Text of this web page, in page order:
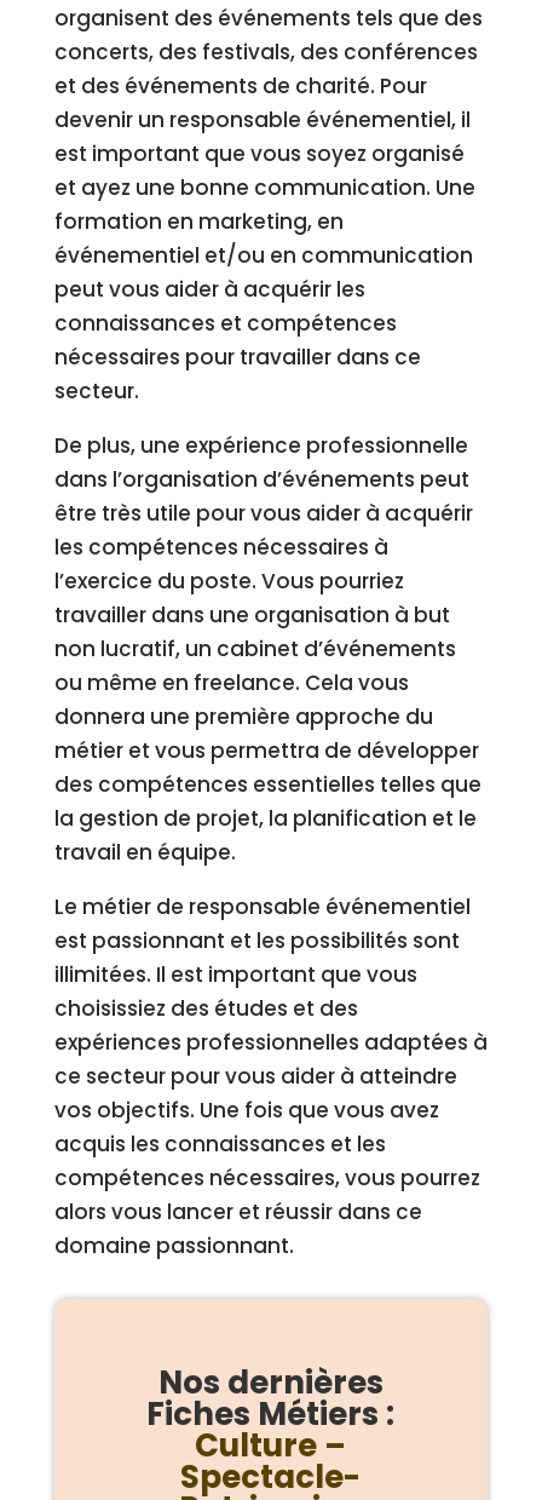
organisent des événements tels que des
concerts, des festivals, des conférences
et des événements de charité. Pour
devenir un responsable événementiel, il
est important que vous soyez organisé
et ayez une bonne communication. Une
formation en marketing, en
événementiel et/ou en communication
peut vous aider à acquérir les
connaissances et compétences
nécessaires pour travailler dans ce
secteur.
De plus, une expérience professionnelle
dans l’organisation d’événements peut
être très utile pour vous aider à acquérir
les compétences nécessaires à
l’exercice du poste. Vous pourriez
travailler dans une organisation à but
non lucratif, un cabinet d’événements
ou même en freelance. Cela vous
donnera une première approche du
métier et vous permettra de développer
des compétences essentielles telles que
la gestion de projet, la planification et le
travail en équipe.
Le métier de responsable événementiel
est passionnant et les possibilités sont
illimitées. Il est important que vous
choisissiez des études et des
expériences professionnelles adaptées à
ce secteur pour vous aider à atteindre
vos objectifs. Une fois que vous avez
acquis les connaissances et les
compétences nécessaires, vous pourrez
alors vous lancer et réussir dans ce
domaine passionnant.
Nos dernières
Fiches Métiers :
Culture –
Spectacle-